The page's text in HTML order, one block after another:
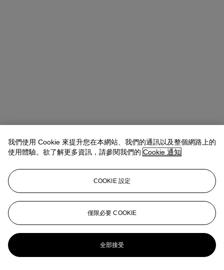
Allison ImmergutVice President, Specialist, Co-Head of Day Sale
查閱狀況報告或聯絡我們查詢更多拍品資料
aimmergut@christies.com
登入
瀏覽狀況報告
更多來自 戰後及當代藝術日間拍賣
我們使用 Cookie 來提升您在本網站、我們的通訊以及整個網路上的
使用體驗。欲了解更多資訊，請參閱我們的 Cookie 通知
COOKIE 設定
僅限必要 COOKIE
全部接受